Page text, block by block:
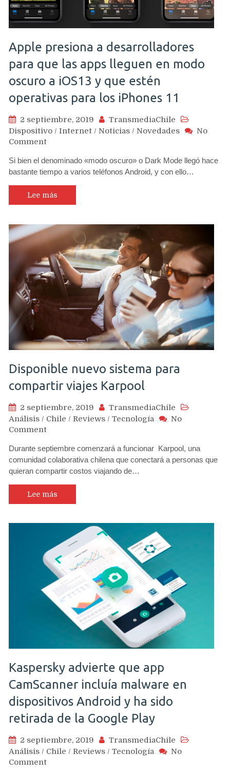
Apple presiona a desarrolladores
para que las apps lleguen en modo
oscuro a iOS13 y que estén
operativas para los iPhones 11
2 septiembre, 2019
TransmediaChile
Dispositivo / Internet / Noticias / Novedades
No
Commenton
presiona
a
desarrolladores
para
que
apps
lleguen
modo
oscuro
a
iOS13
operativas
para
iPhones
Si bien el denominado «modo oscuro» o Dark Mode llegó hace
bastante tiempo a varios teléfonos Android, y con ello…
Lee más
Disponible nuevo sistema para
compartir viajes Karpool
2 septiembre, 2019
TransmediaChile
Análisis / Chile / Reviews / Tecnología
No
Commenton
nuevo
sistema
para
compartir
viajes
Karpool
Durante septiembre comenzará a funcionar Karpool, una
comunidad colaborativa chilena que conectará a personas que
quieran compartir costos viajando de…
Lee más
Kaspersky advierte que app
CamScanner incluía malware en
dispositivos Android y ha sido
retirada de la Google Play
2 septiembre, 2019
TransmediaChile
Análisis / Chile / Reviews / Tecnología
No
Commenton